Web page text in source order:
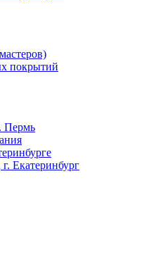
покрытий
Пермь
Екатеринбург